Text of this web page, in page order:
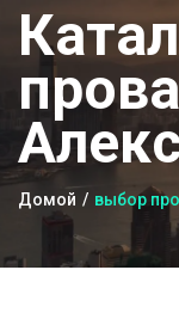
Домой выбор